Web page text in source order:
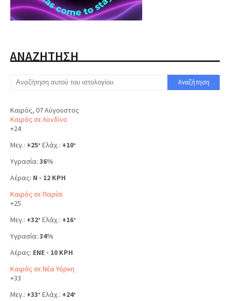
ΑΝΑΖΗΤΗΣΗ
Καιρός, 07 Αύγουστος
Καιρός σε Λονδίνο
+24
Μεγ.: +25° Ελάχ.: +10°
Υγρασία: 36%
Αέρας: N - 12 KPH
Καιρός σε Παρίσι
+25
Μεγ.: +32° Ελάχ.: +16°
Υγρασία: 34%
Αέρας: ENE - 10 KPH
Καιρός σε Νέα Υόρκη
+33
Μεγ.: +33° Ελάχ.: +24°